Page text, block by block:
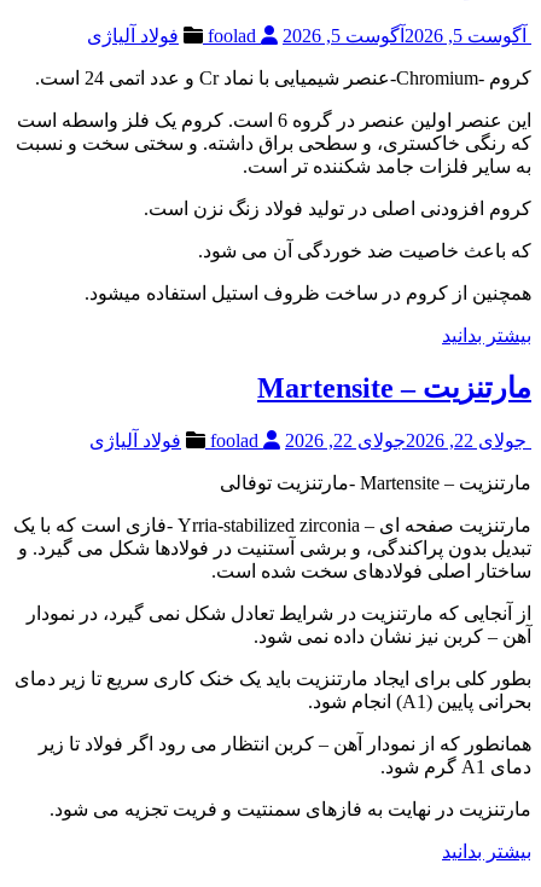
آگوست 5, 2026 آگوست 5, 2026 فولاد آلیاژی
کروم -Chromium-عنصر شیمیایی با نماد Cr و عدد اتمی 24 است.
این عنصر اولین عنصر در گروه 6 است. کروم یک فلز واسطه است
که رنگی خاکستری، و سطحی براق داشته. و سختی سخت و نسبت
به سایر فلزات جامد شکننده تر است.
کروم افزودنی اصلی در تولید فولاد زنگ نزن است.
که باعث خاصیت ضد خوردگی آن می شود.
همچنین از کروم در ساخت ظروف استیل استفاده میشود.
بیشتر بدانید
مارتنزیت – Martensite
جولای 22, 2026 جولای 22, 2026 فولاد آلیاژی
مارتنزیت – Martensite -مارتنزیت توفالی
مارتنزیت صفحه ای – Yrria-stabilized zirconia -فازی است که با یک
تبدیل بدون پراکندگی، و برشی آستنیت در فولادها شکل می گیرد. و
ساختار اصلی فولادهای سخت شده است.
از آنجایی که مارتنزیت در شرایط تعادل شکل نمی گیرد، در نمودار
آهن – کربن نیز نشان داده نمی شود.
بطور کلی برای ایجاد مارتنزیت باید یک خنک کاری سریع تا زیر دمای
بحرانی پایین (A1) انجام شود.
همانطور که از نمودار آهن – کربن انتظار می رود اگر فولاد تا زیر
دمای A1 گرم شود.
مارتنزیت در نهایت به فازهای سمنتیت و فریت تجزیه می شود.
بیشتر بدانید